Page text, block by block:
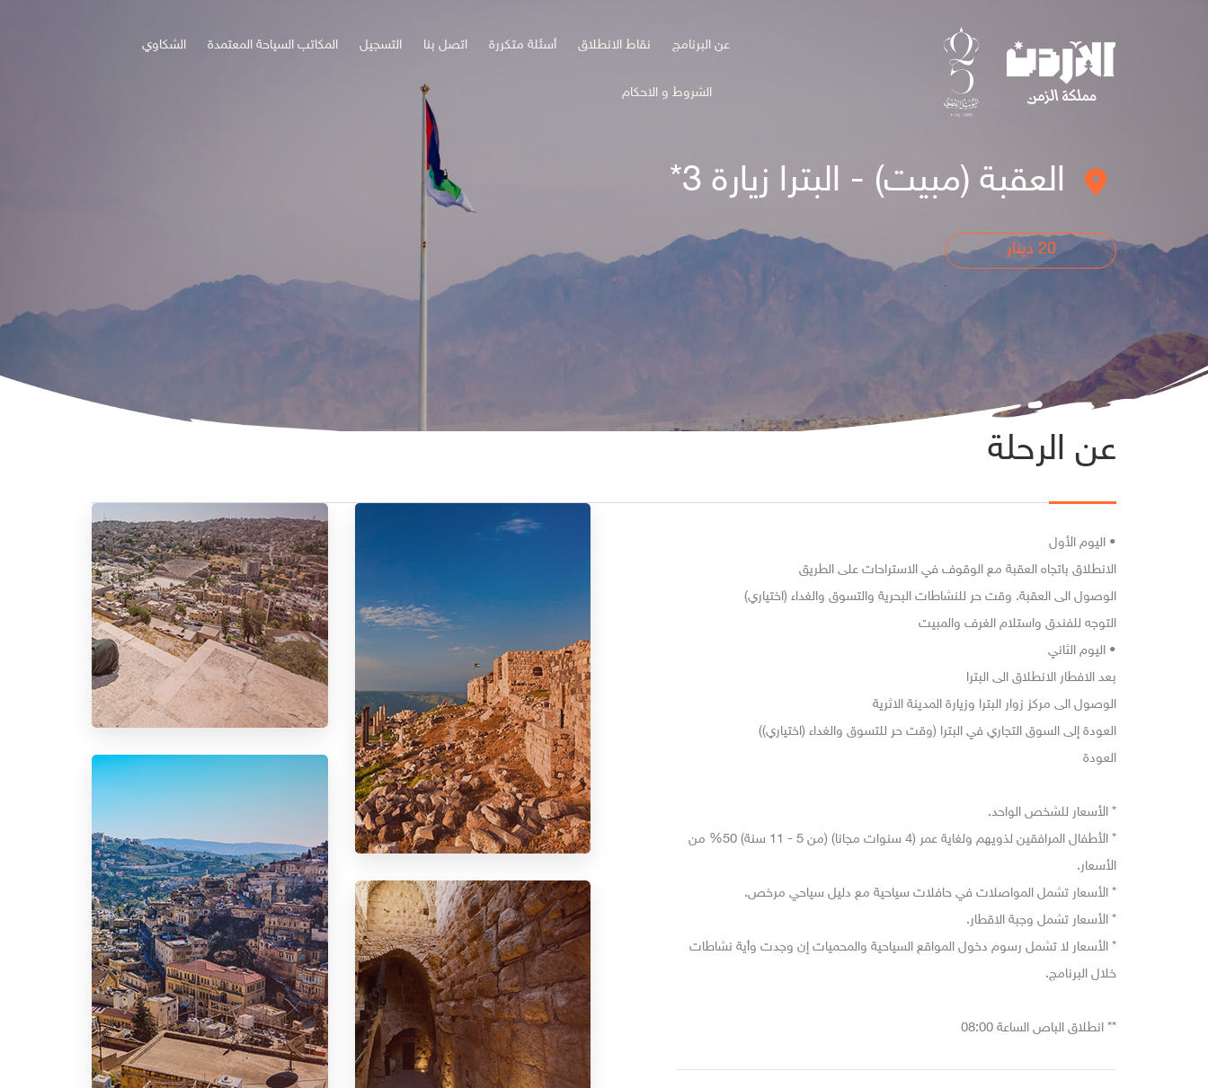
عن البرنامج نقاط الانطلاق أسئلة متكررة اتصل بنا التسجيل المكاتب السياحة المعتمدة الشكاوي
الشروط و الاحكام
العقبة (مبيت) - البترا زيارة 3*
20 دينار
عن الرحلة
• اليوم الأول
الانطلاق باتجاه العقبة مع الوقوف في الاستراحات على الطريق
الوصول الى العقبة. وقت حر للنشاطات البحرية والتسوق والغداء (اختياري)
التوجه للفندق واستلام الغرف والمبيت
• اليوم الثاني
بعد الافطار الانطلاق الى البترا
الوصول الى مركز زوار البترا وزيارة المدينة الاثرية
العودة إلى السوق التجاري في البترا (وقت حر للتسوق والغداء (اختياري))
العودة
* الأسعار للشخص الواحد.
* الأطفال المرافقين لذويهم ولغاية عمر (4 سنوات مجانا) (من 5 - 11 سنة) 50% من
الأسعار.
* الأسعار تشمل المواصلات في حافلات سياحية مع دليل سياحي مرخص.
* الأسعار تشمل وجبة الاقطار.
* الأسعار لا تشمل رسوم دخول المواقع السياحية والمحميات إن وجدت وأية نشاطات
خلال البرنامج.
** انطلاق الباص الساعة 08:00